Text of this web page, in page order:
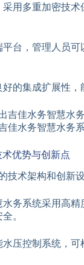
用多重加密技
台，管理人员
的集成扩展性
吉佳水务智慧水
佳水务智慧水务
优势与创新点
技术架构和创新
水务系统采用高
。
水压控制系统，